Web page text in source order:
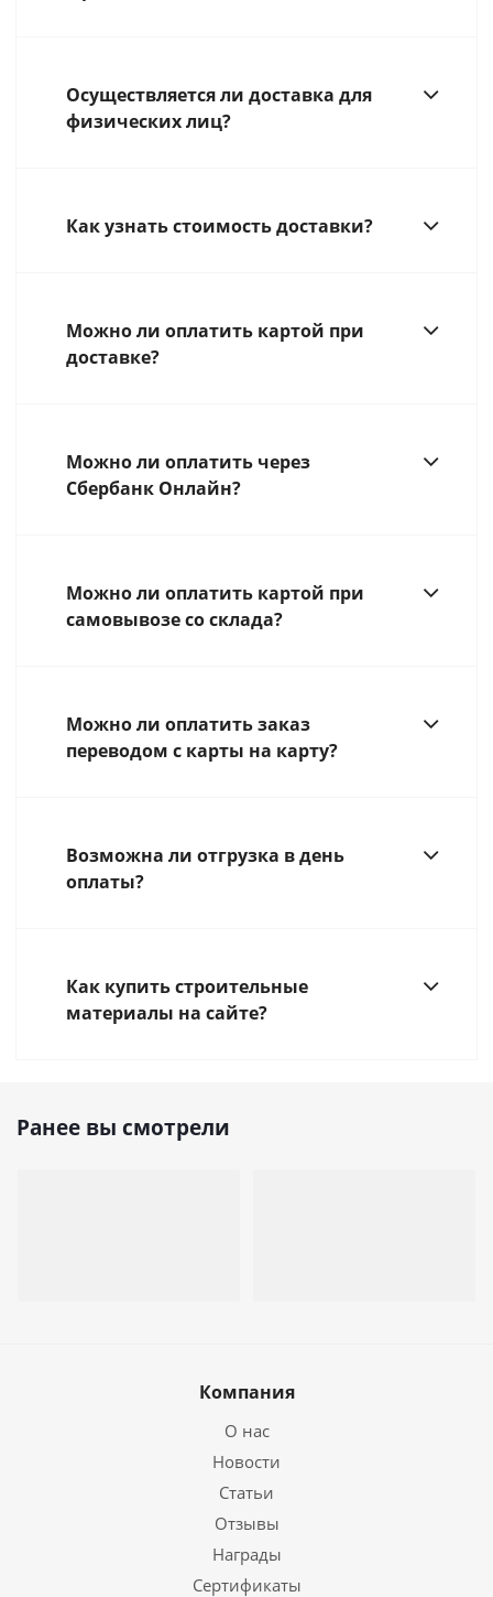
Осуществляется ли доставка для
физических лиц?
Как узнать стоимость доставки?
Можно ли оплатить картой при
доставке?
Можно ли оплатить через
Сбербанк Онлайн?
Можно ли оплатить картой при
самовывозе со склада?
Можно ли оплатить заказ
переводом с карты на карту?
Возможна ли отгрузка в день
оплаты?
Как купить строительные
материалы на сайте?
Ранее вы смотрели
Компания
О нас
Новости
Статьи
Отзывы
Награды
Сертификаты